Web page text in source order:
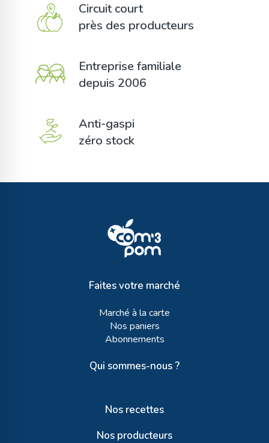
Circuit court
près des producteurs
Entreprise familiale
depuis 2006
Anti-gaspi
zéro stock
Faites votre marché
Marché à la carte
Nos paniers
Abonnements
Qui sommes-nous ?
Nos recettes
Nos producteurs